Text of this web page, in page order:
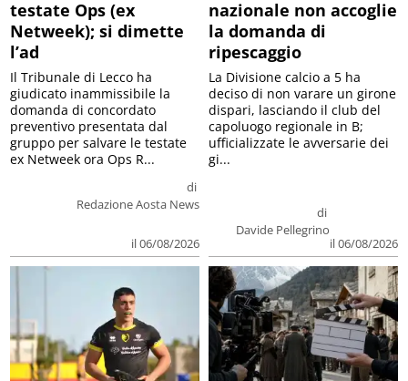
testate Ops (ex
Netweek); si dimette
l’ad
di
Redazione Aosta News
il 06/08/2026
Il Tribunale di Lecco ha
giudicato inammissibile la
domanda di concordato
preventivo presentata dal
gruppo per salvare le testate
ex Netweek ora Ops R...
nazionale non accoglie
la domanda di
ripescaggio
di
Davide Pellegrino
il 06/08/2026
La Divisione calcio a 5 ha
deciso di non varare un girone
dispari, lasciando il club del
capoluogo regionale in B;
ufficializzate le avversarie dei
gi...